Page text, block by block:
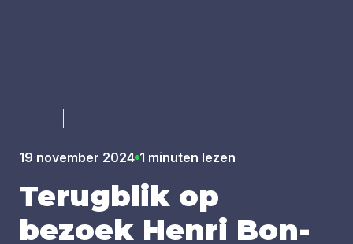
19 november 2024 1 minuten lezen
Terug­blik op
bezoek Hen­ri Bon­